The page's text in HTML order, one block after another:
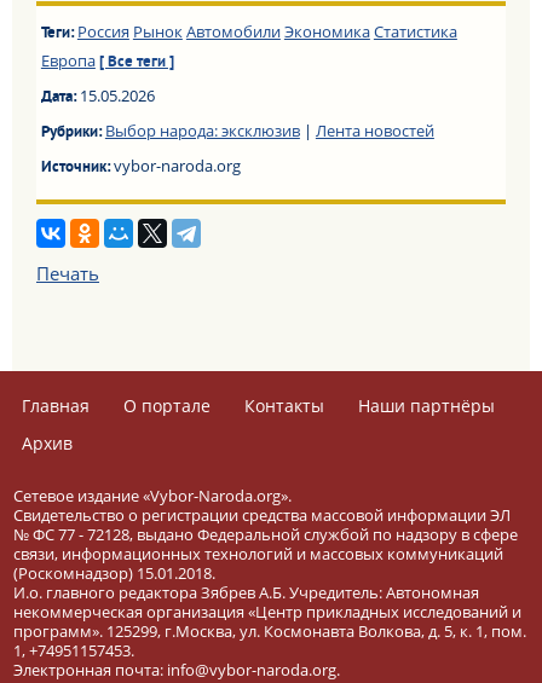
Теги: Россия РынокАвтомобилиЭкономикаСтатистика
Европа [ Все теги ]
Дата:15.05.2026
Рубрики:Выбор народа: эксклюзив| Лента новостей
Источник:vybor-naroda.org
Печать
Главная О портале Контакты
Наши партнёры
Архив
Сетевое издание «Vybor-Naroda.org».
Свидетельство о регистрации средства массовой информации ЭЛ
№ ФС 77 - 72128, выдано Федеральной службой по надзору в сфере
связи, информационных технологий и массовых коммуникаций
(Роскомнадзор) 15.01.2018.
И.о. главного редактора Зябрев А.Б. Учредитель: Автономная
некоммерческая организация «Центр прикладных исследований и
программ». 125299, г.Москва, ул. Космонавта Волкова, д. 5, к. 1, пом.
1, +74951157453.
Электронная почта: info@vybor-naroda.org.